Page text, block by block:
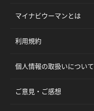
マイナビウーマンとは
利用規約
個人情報の取扱いについて
ご意見・ご感想